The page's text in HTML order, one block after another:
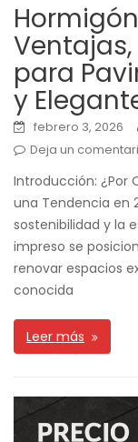
Ventajas,
para
y
febrero 3, 2026
Deja un
Introducción: ¿Por
una Tendencia en
sostenibilidad y la
impreso se
renovar espacios
conocida
Leer más